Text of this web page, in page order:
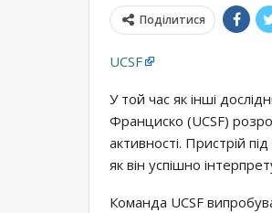
Поділитися
UCSF
У той час як інші
Франциско (UCSF)
активності. Пристрій
як він успішно
Команда UCSF